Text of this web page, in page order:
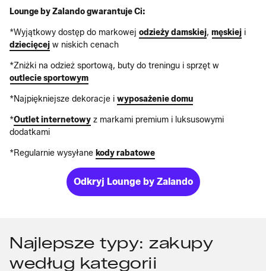
Lounge by Zalando gwarantuje Ci:
*Wyjątkowy dostęp do markowej odzieży damskiej, męskiej i
dziecięcej w niskich cenach
*Zniżki na odzież sportową, buty do treningu i sprzęt w
outlecie sportowym
*Najpiękniejsze dekoracje i wyposażenie domu
*Outlet internetowy z markami premium i luksusowymi
dodatkami
*Regularnie wysyłane kody rabatowe
Odkryj Lounge by Zalando
Najlepsze typy: zakupy
według kategorii